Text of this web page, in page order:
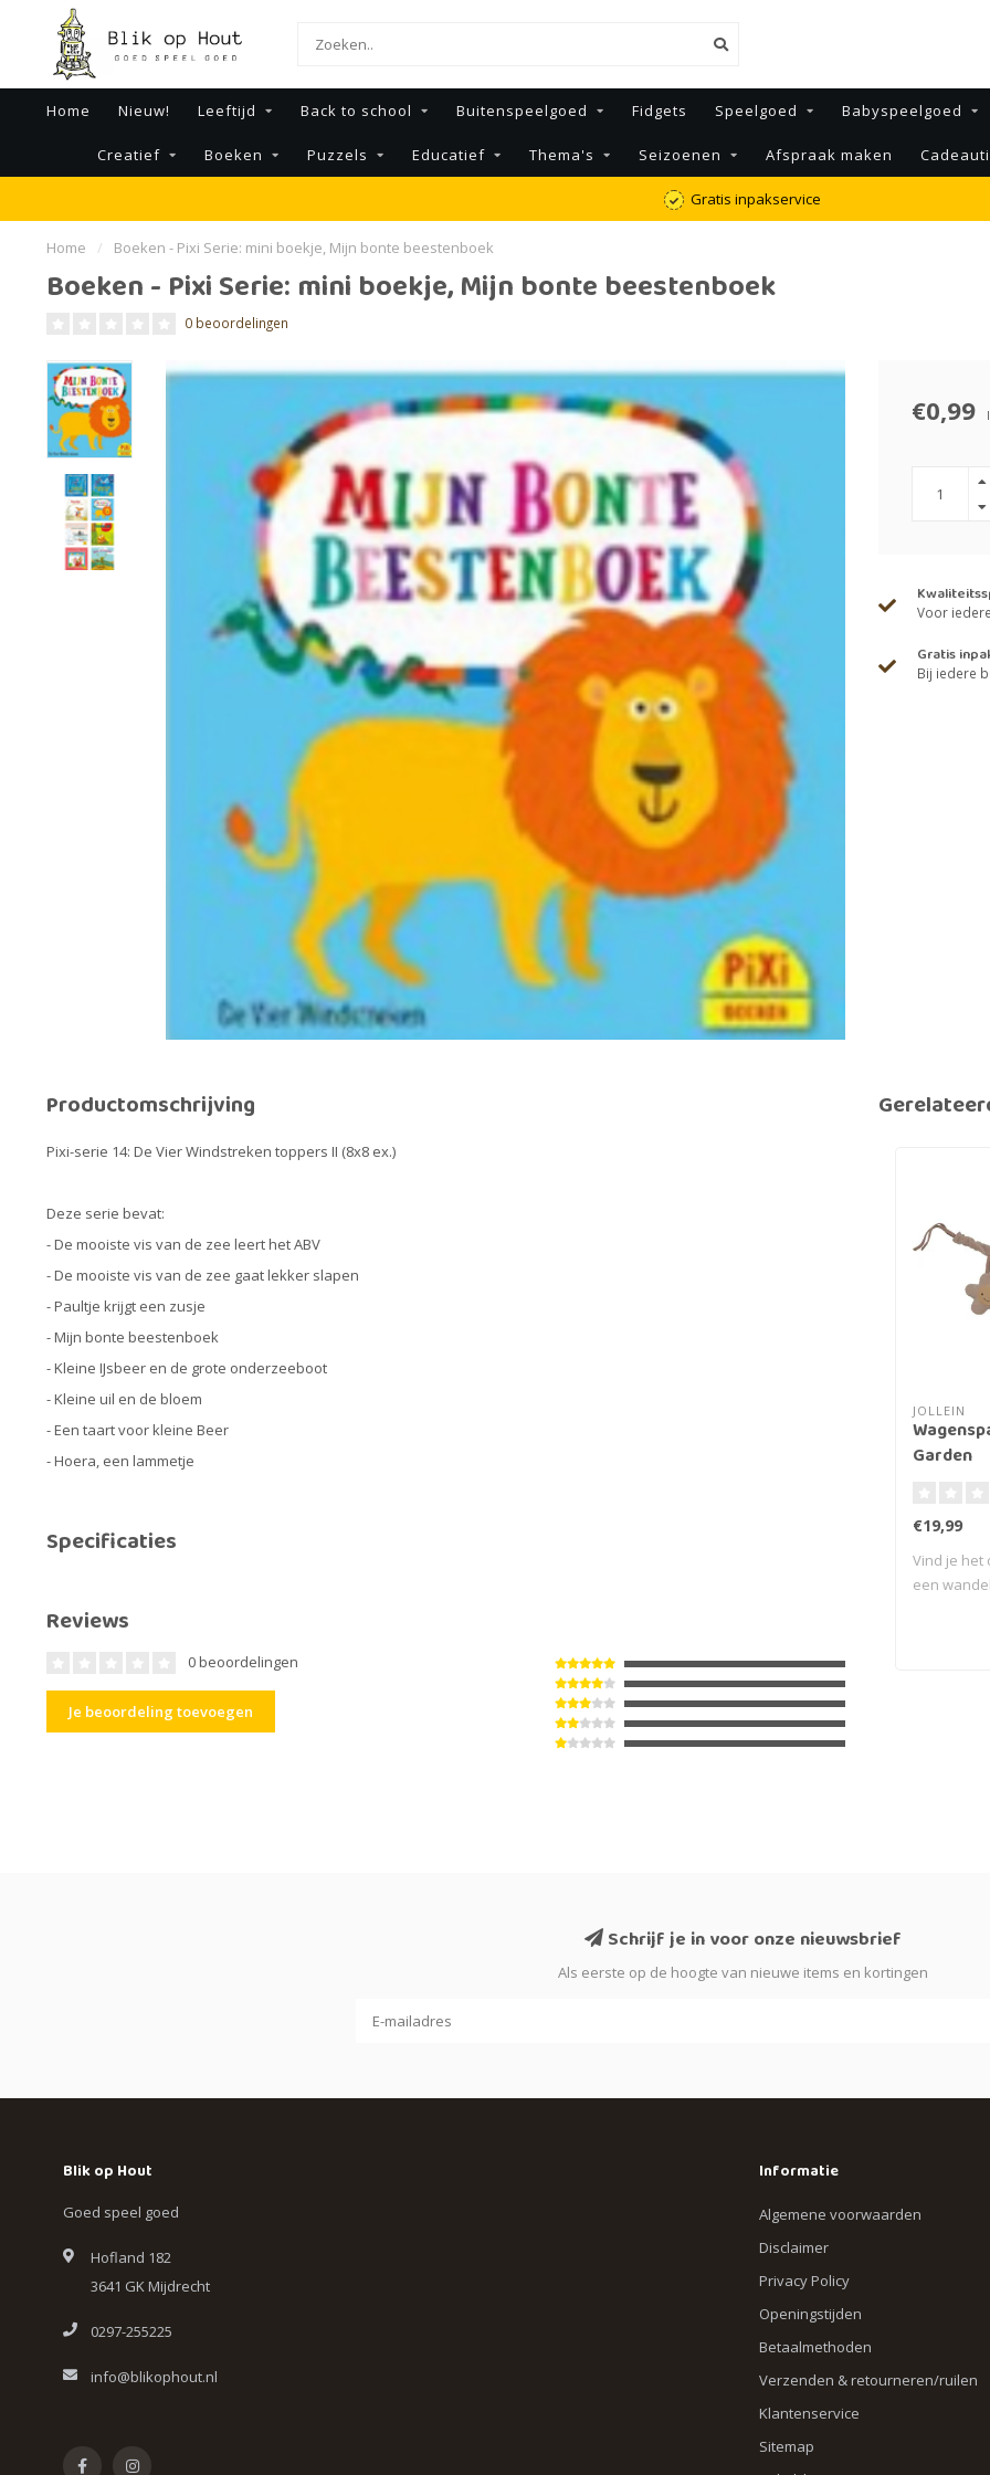
Home Nieuw! Leeftijd Back to school Buitenspeelgoed Fidgets Speelgoed Babyspeelgoed
Creatief Boeken Puzzels Educatief Thema's Seizoenen Afspraak maken
Gratis inpakservice
Home / Boeken - Pixi Serie: mini boekje, Mijn bonte beestenboek
Boeken - Pixi Serie: mini boekje, Mijn bonte beestenboek
0 beoordelingen
€0,99
Voor
Gratis
Bij iedere
Productomschrijving
Pixi-serie 14: De Vier Windstreken toppers II (8x8 ex.)
Deze serie bevat:
- De mooiste vis van de zee leert het ABV
- De mooiste vis van de zee gaat lekker slapen
- Paultje krijgt een zusje
- Mijn bonte beestenboek
- Kleine IJsbeer en de grote onderzeeboot
- Kleine uil en de bloem
- Een taart voor kleine Beer
- Hoera, een lammetje
Specificaties
Reviews
0 beoordelingen
Je beoordeling toevoegen
JOLLEIN
Garden
€19,99
Vind je het
een
Schrijf je in voor onze nieuwsbrief
Als eerste op de hoogte van nieuwe items en kortingen
Blik op Hout
Goed speel goed
Hofland 182
3641 GK Mijdrecht
0297-255225
info@blikophout.nl
Informatie
Algemene voorwaarden
Disclaimer
Privacy Policy
Openingstijden
Betaalmethoden
Verzenden & retourneren/ruilen
Klantenservice
Sitemap